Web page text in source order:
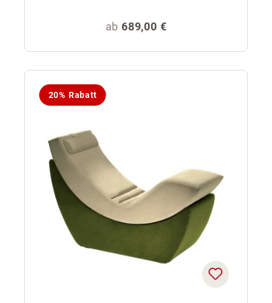
Regulärer Preis:
ab 689,00 €
20% Rabatt